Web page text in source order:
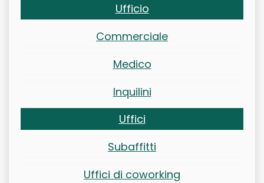
Ufficio
Commerciale
Medico
Inquilini
Uffici
Subaffitti
Uffici di coworking